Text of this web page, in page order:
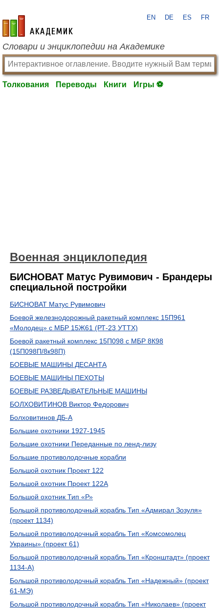
academic.ru
EN DE ES FR
Словари и энциклопедии на Академике
Толкования Переводы Книги Игры ⚽
Военная энциклопедия
БИСНОВАТ Матус Рувимович - Брандеры
специальной постройки
БИСНОВАТ Матус Рувимович
Боевой железнодорожный ракетный комплекс 15П961
«Молодец» с МБР 15Ж61 (РТ-23 УТТХ)
Боевой ракетный комплекс 15П098 с МБР 8К98
(15П098П/8к98П)
БОЕВЫЕ МАШИНЫ ДЕСАНТА
БОЕВЫЕ МАШИНЫ ПЕХОТЫ
БОЕВЫЕ РАЗВЕДЫВАТЕЛЬНЫЕ МАШИНЫ
БОЛХОВИТИНОВ Виктор Федорович
Болховитинов ДБ-А
Большие охотники 1927-1945
Большие охотники Переданные по ленд-лизу
Большие противолодочные корабли
Большой охотник Проект 122
Большой охотник Проект 122А
Большой охотник Тип «Р»
Большой противолодочный корабль Тип «Адмирал Зозуля»
(проект 1134)
Большой противолодочный корабль Тип «Комсомолец
Украины» (проект 61)
Большой противолодочный корабль Тип «Кронштадт» (проект
1134-А)
Большой противолодочный корабль Тип «Надежный» (проект
61-МЭ)
Большой противолодочный корабль Тип «Николаев» (проект